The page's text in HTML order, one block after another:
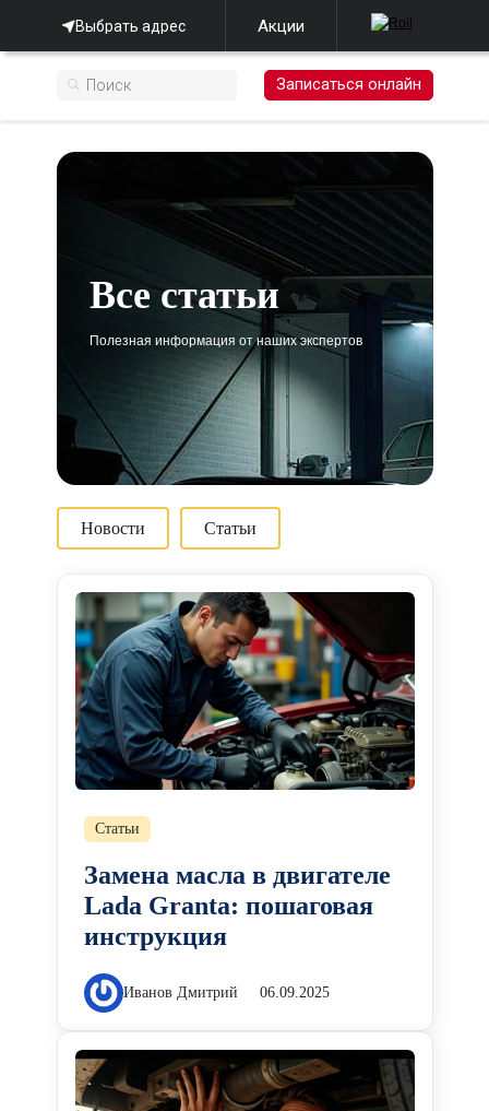
Выбрать адрес Акции
Записаться онлайн
Все статьи
Полезная информация от наших экспертов
Новости Статьи
Статьи
Замена масла в двигателе
Lada Granta: пошаговая
инструкция
Иванов Дмитрий 06.09.2025